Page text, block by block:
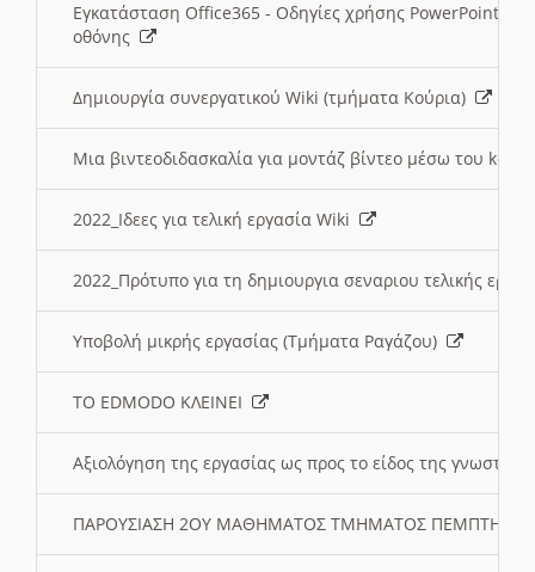
Εγκατάσταση Office365 - Οδηγίες χρήσης PowerPoint
οθόνης
Δημιουργία συνεργατικού Wiki (τμήματα Κούρια)
Μια βιντεοδιδασκαλία για μοντάζ βίντεο μέσω του
2022_Ιδεες για τελική εργασία Wiki
2022_Πρότυπο για τη δημιουργια σεναριου τελικής
Υποβολή μικρής εργασίας (Τμήματα Ραγάζου)
ΤΟ EDMODO ΚΛΕΙΝΕΙ
Αξιολόγηση της εργασίας ως προς το είδος της
ΠΑΡΟΥΣΙΑΣΗ 2ΟΥ ΜΑΘΗΜΑΤΟΣ ΤΜΗΜΑΤΟΣ